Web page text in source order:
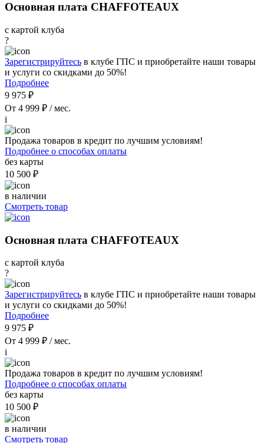
Основная плата CHAFFOTEAUX
с картой клуба
?
Зарегистрируйтесь в клубе ГПС и приобретайте наши товары
и услуги со скидками до 50%!
Подробнее
9 975 ₽
От 4 999 ₽ / мес.
i
Продажа товаров в кредит по лучшим условиям!
Подробнее о способах оплаты
без карты
10 500 ₽
в наличии
Смотреть товар
Основная плата CHAFFOTEAUX
с картой клуба
?
Зарегистрируйтесь в клубе ГПС и приобретайте наши товары
и услуги со скидками до 50%!
Подробнее
9 975 ₽
От 4 999 ₽ / мес.
i
Продажа товаров в кредит по лучшим условиям!
Подробнее о способах оплаты
без карты
10 500 ₽
в наличии
Смотреть товар